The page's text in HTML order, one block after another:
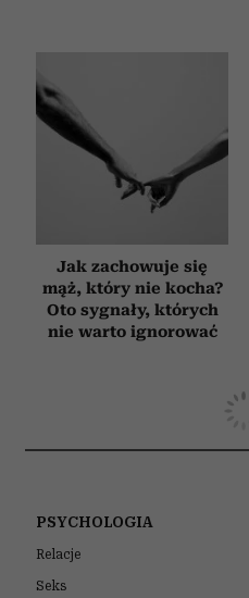
Jak zachowuje się
mąż, który nie kocha?
Oto sygnały, których
nie warto ignorować
PSYCHOLOGIA
Relacje
Seks